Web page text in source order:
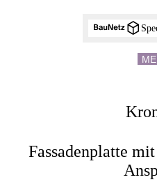
Fassadenplatte